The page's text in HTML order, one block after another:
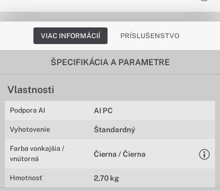
VIAC INFORMÁCIÍ PRÍSLUŠENSTVO
ŠPECIFIKÁCIA A PARAMETRE
Vlastnosti
Podpora AI AI PC
Vyhotovenie Štandardný
Farba vonkajšia /
vnútorná
Čierna / Čierna
Hmotnosť 2,70 kg